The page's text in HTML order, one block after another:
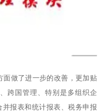
面做了进一步的改善，更加贴
跨国管理、特别是多组织企
报表和统计报表、税务申报